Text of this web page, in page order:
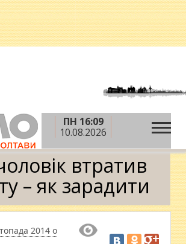
ПН 16:09
10.08.2026
» Мій чоловік втратив роботу –
втратив
– як зарадити
2014 о